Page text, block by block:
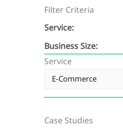
Filter Criteria
Service:
Business Size:
Service
Case Studies